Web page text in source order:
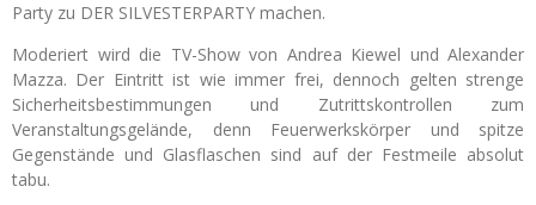
Party zu DER SILVESTERPARTY machen.
Moderiert wird die TV-Show von Andrea Kiewel und Alexander
Mazza. Der Eintritt ist wie immer frei, dennoch gelten strenge
Sicherheitsbestimmungen und Zutrittskontrollen zum
Veranstaltungsgelände, denn Feuerwerkskörper und spitze
Gegenstände und Glasflaschen sind auf der Festmeile absolut
tabu.